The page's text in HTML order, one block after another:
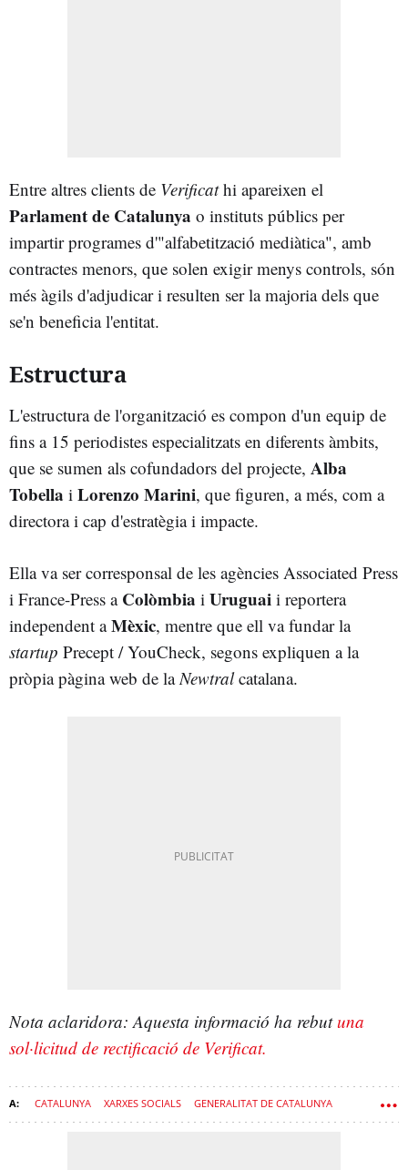
Entre altres clients de Verificathi apareixen el
Parlament de Catalunya o instituts públics per
impartir programes d'"alfabetització mediàtica", amb
contractes menors, que solen exigir menys controls, són
més àgils d'adjudicar i resulten ser la majoria dels que
se'n beneficia l'entitat.
Estructura
L'estructura de l'organització es compon d'un equip de
fins a 15 periodistes especialitzats en diferents àmbits,
que se sumen als cofundadors del projecte, Alba
Tobella i Lorenzo Marini, que figuren, a més, com a
directora i cap d'estratègia i impacte.
Ella va ser corresponsal de les agències Associated Press
i France-Press a Colòmbia i Uruguai i reportera
independent aMèxic, mentre que ell va fundar la
startup Precept / YouCheck, segons expliquen a la
pròpia pàgina web de la Newtralcatalana.
Nota aclaridora: Aquesta informació ha rebutuna
sol·licitud de rectificació de Verificat.
CATALUNYA XARXES SOCIALS GENERALITAT DE CATALUNYA